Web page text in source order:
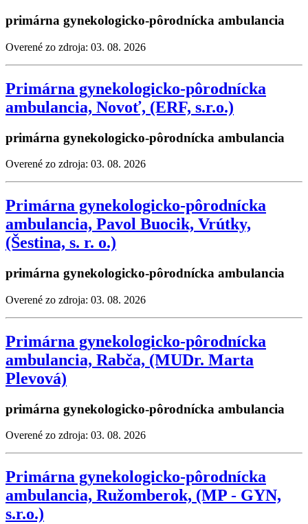
primárna gynekologicko-pôrodnícka ambulancia
Overené zo zdroja: 03. 08. 2026
Primárna gynekologicko-pôrodnícka
ambulancia, Novoť, (ERF, s.r.o.)
primárna gynekologicko-pôrodnícka ambulancia
Overené zo zdroja: 03. 08. 2026
Primárna gynekologicko-pôrodnícka
ambulancia, Pavol Buocik, Vrútky,
(Šestina, s. r. o.)
primárna gynekologicko-pôrodnícka ambulancia
Overené zo zdroja: 03. 08. 2026
Primárna gynekologicko-pôrodnícka
ambulancia, Rabča, (MUDr. Marta
Plevová)
primárna gynekologicko-pôrodnícka ambulancia
Overené zo zdroja: 03. 08. 2026
Primárna gynekologicko-pôrodnícka
ambulancia, Ružomberok, (MP - GYN,
s.r.o.)